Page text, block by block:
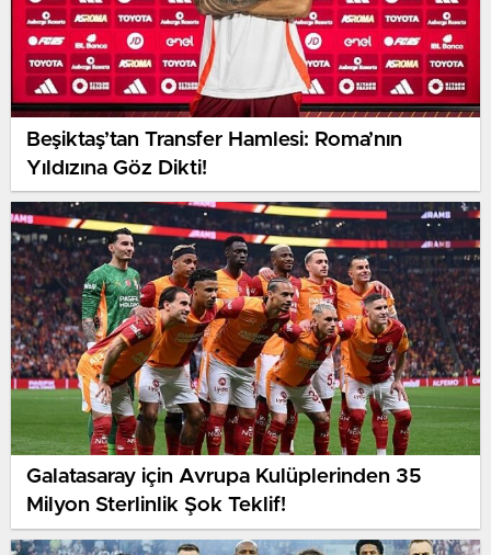
Beşiktaş’tan Transfer Hamlesi: Roma’nın
Yıldızına Göz Dikti!
Galatasaray için Avrupa Kulüplerinden 35
Milyon Sterlinlik Şok Teklif!